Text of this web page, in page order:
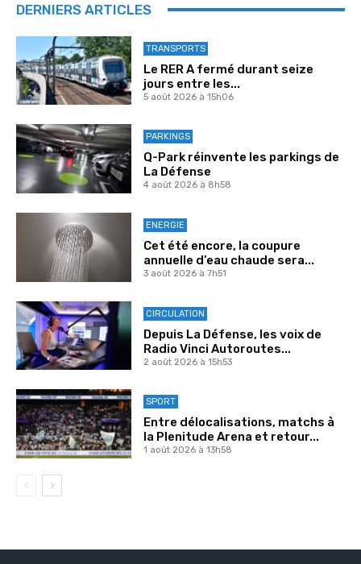
DERNIERS ARTICLES
TRANSPORTS
Le RER A fermé durant seize
jours entre les...
5 août 2026 à 15h06
PARKINGS
Q-Park réinvente les parkings de
La Défense
4 août 2026 à 8h58
ENERGIE
Cet été encore, la coupure
annuelle d’eau chaude sera...
3 août 2026 à 7h51
CIRCULATION
Depuis La Défense, les voix de
Radio Vinci Autoroutes...
2 août 2026 à 15h53
SPORT
Entre délocalisations, matchs à
la Plenitude Arena et retour...
1 août 2026 à 13h58